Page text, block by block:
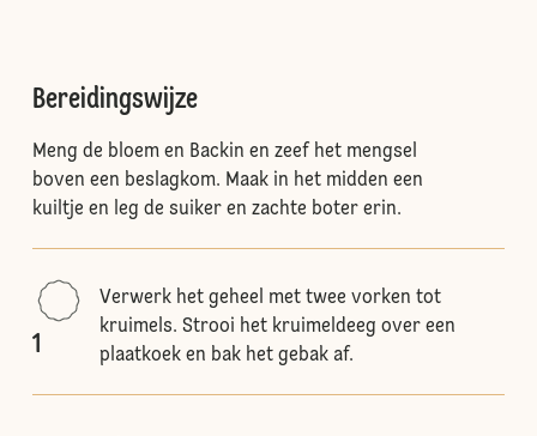
Bereidingswijze
Meng de bloem en Backin en zeef het mengsel
boven een beslagkom. Maak in het midden een
kuiltje en leg de suiker en zachte boter erin.
1
Verwerk het geheel met twee vorken tot
kruimels. Strooi het kruimeldeeg over een
plaatkoek en bak het gebak af.